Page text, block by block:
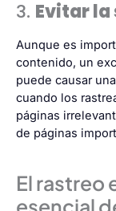
3. Evitar
Aunque es
contenido, un
puede causar una
cuando los
páginas
de páginas
El rastreo